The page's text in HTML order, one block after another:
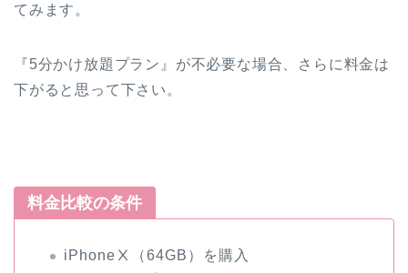
てみます。
『5分かけ放題プラン』が不必要な場合、さらに料金は
下がると思って下さい。
料金比較の条件
iPhoneⅩ（64GB）を購入